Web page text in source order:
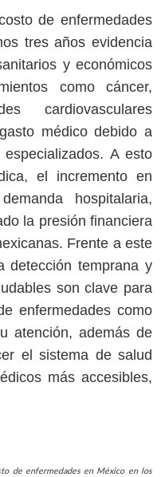
de enfermedades
tres años evidencia
y económicos
como cáncer,
cardiovasculares
médico debido a
A esto
el incremento en
hospitalaria,
la presión financiera
Frente a este
detección temprana y
son clave para
enfermedades como
atención, además de
el sistema de salud
más accesibles,
de enfermedades en México en los